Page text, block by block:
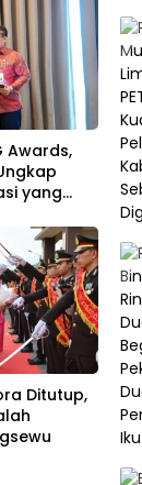
Awards,
yang
Ditutup,